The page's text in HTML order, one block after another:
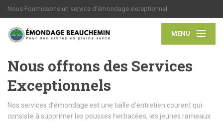
Nous Fournissons un service d’émondage exceptionnel
MENU
Nous offrons des Services
Exceptionnels
Nos services d’émondage est une taille d’entretien courant qui
consiste à supprimer les pousses herbacées, les jeunes rameaux